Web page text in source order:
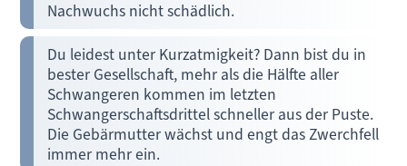
Nachwuchs nicht schädlich.
Du leidest unter Kurzatmigkeit? Dann bist du in
bester Gesellschaft, mehr als die Hälfte aller
Schwangeren kommen im letzten
Schwangerschaftsdrittel schneller aus der Puste.
Die Gebärmutter wächst und engt das Zwerchfell
immer mehr ein.